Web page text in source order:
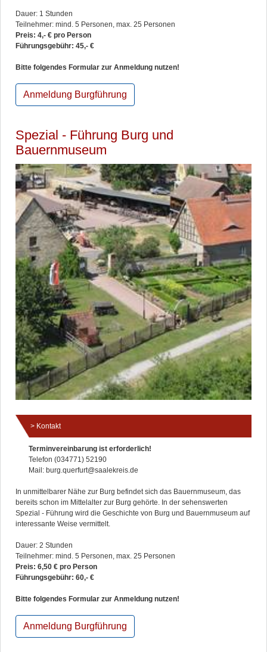
Dauer: 1 Stunden
Teilnehmer: mind. 5 Personen, max. 25 Personen
Preis: 4,- € pro Person
Führungsgebühr: 45,- €
Bitte folgendes Formular zur Anmeldung nutzen!
Anmeldung Burgführung
Spezial - Führung Burg und
Bauernmuseum
Kontakt
Terminvereinbarung ist erforderlich!
Telefon (034771) 52190
Mail: burg.querfurt@saalekreis.de
In unmittelbarer Nähe zur Burg befindet sich das Bauernmuseum, das
bereits schon im Mittelalter zur Burg gehörte. In der sehenswerten
Spezial - Führung wird die Geschichte von Burg und Bauernmuseum auf
interessante Weise vermittelt.
Dauer: 2 Stunden
Teilnehmer: mind. 5 Personen, max. 25 Personen
Preis: 6,50 € pro Person
Führungsgebühr: 60,- €
Bitte folgendes Formular zur Anmeldung nutzen!
Anmeldung Burgführung